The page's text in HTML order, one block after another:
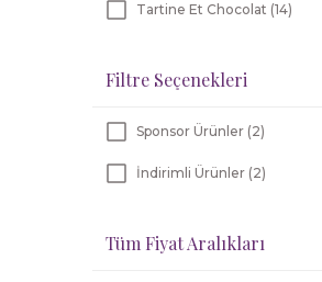
Tartine Et Chocolat (14)
Filtre Seçenekleri
Sponsor Ürünler (2)
İndirimli Ürünler (2)
Tüm Fiyat Aralıkları